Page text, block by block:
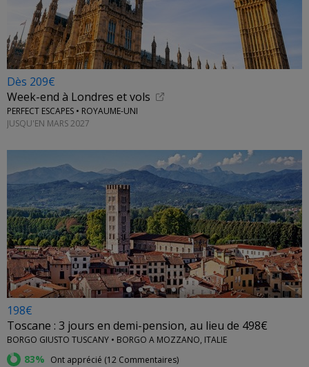
Dès 209€
Week-end à Londres et vols
PERFECT ESCAPES • ROYAUME-UNI
JUSQU'EN MARS 2027
←
198€
Toscane : 3 jours en demi-pension, au lieu de 498€
BORGO GIUSTO TUSCANY • BORGO A MOZZANO, ITALIE
83% Ont apprécié (12 Commentaires)